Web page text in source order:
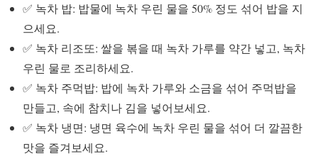
✅ 녹차 밥: 밥물에 녹차 우린 물을 50% 정도 섞어 밥을 지
으세요.
✅ 녹차 리조또: 쌀을 볶을 때 녹차 가루를 약간 넣고, 녹차
우린 물로 조리하세요.
✅ 녹차 주먹밥: 밥에 녹차 가루와 소금을 섞어 주먹밥을
만들고, 속에 참치나 김을 넣어보세요.
✅ 녹차 냉면: 냉면 육수에 녹차 우린 물을 섞어 더 깔끔한
맛을 즐겨보세요.